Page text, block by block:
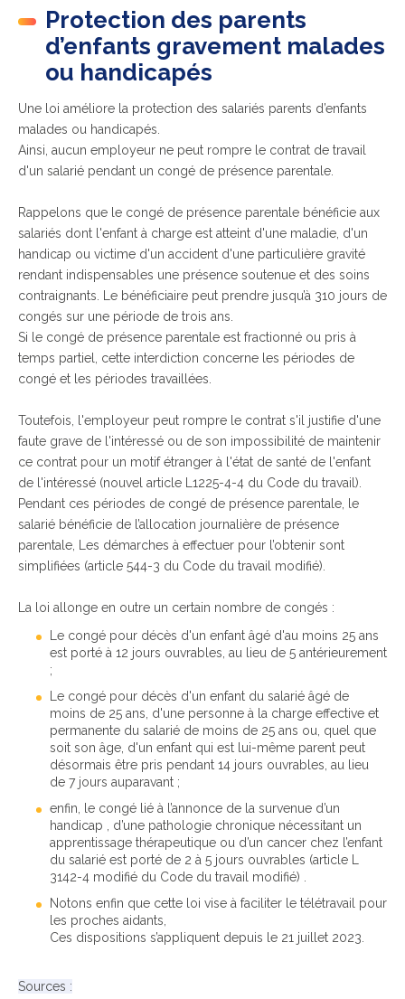
Protection des parents
d’enfants gravement malades
ou handicapés
Une loi améliore la protection des salariés parents d’enfants
malades ou handicapés.
Ainsi, aucun employeur ne peut rompre le contrat de travail
d'un salarié pendant un congé de présence parentale.
Rappelons que le congé de présence parentale bénéficie aux
salariés dont l'enfant à charge est atteint d'une maladie, d'un
handicap ou victime d'un accident d'une particulière gravité
rendant indispensables une présence soutenue et des soins
contraignants. Le bénéficiaire peut prendre jusqu’à 310 jours de
congés sur une période de trois ans.
Si le congé de présence parentale est fractionné ou pris à
temps partiel, cette interdiction concerne les périodes de
congé et les périodes travaillées.
Toutefois, l'employeur peut rompre le contrat s'il justifie d'une
faute grave de l'intéressé ou de son impossibilité de maintenir
ce contrat pour un motif étranger à l'état de santé de l'enfant
de l'intéressé (nouvel article L1225-4-4 du Code du travail).
Pendant ces périodes de congé de présence parentale, le
salarié bénéficie de l’allocation journalière de présence
parentale, Les démarches à effectuer pour l’obtenir sont
simplifiées (article 544-3 du Code du travail modifié).
La loi allonge en outre un certain nombre de congés :
Le congé pour décès d'un enfant âgé d'au moins 25 ans
est porté à 12 jours ouvrables, au lieu de 5 antérieurement
;
Le congé pour décès d'un enfant du salarié âgé de
moins de 25 ans, d'une personne à la charge effective et
permanente du salarié de moins de 25 ans ou, quel que
soit son âge, d'un enfant qui est lui-même parent peut
désormais être pris pendant 14 jours ouvrables, au lieu
de 7 jours auparavant ;
enfin, le congé lié à l’annonce de la survenue d’un
handicap , d’une pathologie chronique nécessitant un
apprentissage thérapeutique ou d’un cancer chez l’enfant
du salarié est porté de 2 à 5 jours ouvrables (article L
3142-4 modifié du Code du travail modifié) .
Notons enfin que cette loi vise à faciliter le télétravail pour
les proches aidants,
Ces dispositions s’appliquent depuis le 21 juillet 2023.
Sources :